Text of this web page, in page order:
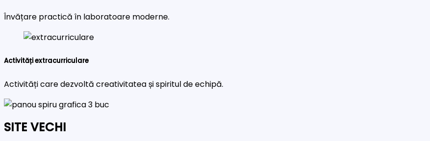
Învățare practică în laboratoare moderne.
Activități extracurriculare
Activități care dezvoltă creativitatea și spiritul de echipă.
SITE VECHI